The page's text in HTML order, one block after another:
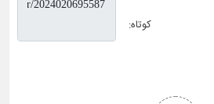
کوتاه: